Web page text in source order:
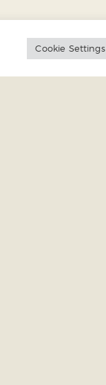
Cookie Settings